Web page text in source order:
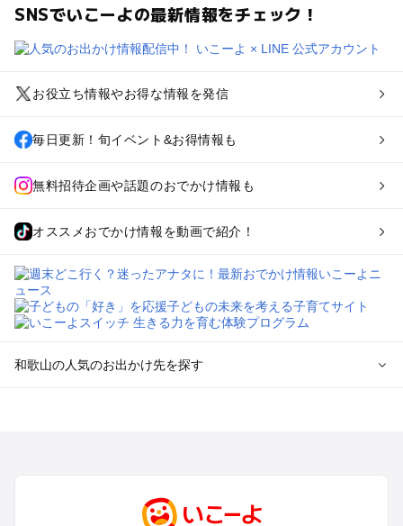
SNSでいこーよの最新情報をチェック！
お役立ち情報やお得な情報を発信
毎日更新！旬イベント&お得情報も
無料招待企画や話題のおでかけ情報も
オススメおでかけ情報を動画で紹介！
和歌山の人気のお出かけ先を探す
勝浦・串本・すさみのプールお出かけ